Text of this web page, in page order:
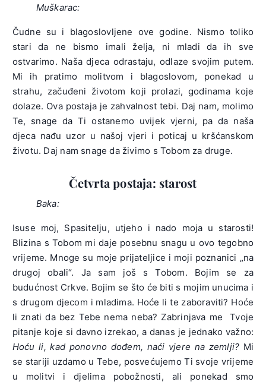
Muškarac:
Čudne su i blagoslovljene ove godine. Nismo toliko
stari da ne bismo imali želja, ni mladi da ih sve
ostvarimo. Naša djeca odrastaju, odlaze svojim putem.
Mi ih pratimo molitvom i blagoslovom, ponekad u
strahu, začuđeni životom koji prolazi, godinama koje
dolaze. Ova postaja je zahvalnost tebi. Daj nam, molimo
Te, snage da Ti ostanemo uvijek vjerni, pa da naša
djeca nađu uzor u našoj vjeri i poticaj u kršćanskom
životu. Daj nam snage da živimo s Tobom za druge.
Četvrta postaja: starost
Baka:
Isuse moj, Spasitelju, utjeho i nado moja u starosti!
Blizina s Tobom mi daje posebnu snagu u ovo tegobno
vrijeme. Mnoge su moje prijateljice i moji poznanici „na
drugoj obali“. Ja sam još s Tobom. Bojim se za
budućnost Crkve. Bojim se što će biti s mojim unucima i
s drugom djecom i mladima. Hoće li te zaboraviti? Hoće
li znati da bez Tebe nema neba? Zabrinjava me Tvoje
pitanje koje si davno izrekao, a danas je jednako važno:
Hoću li, kad ponovno dođem, naći vjere na zemlji? Mi
se stariji uzdamo u Tebe, posvećujemo Ti svoje vrijeme
u molitvi i djelima pobožnosti, ali ponekad smo